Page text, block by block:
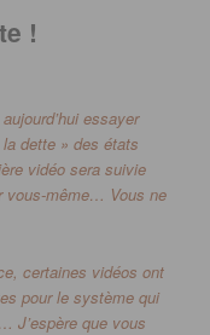
!
essayer
dette » des états
vidéo sera suivie
vous-même… Vous ne
certaines vidéos ont
pour le système qui
J’espère que vous